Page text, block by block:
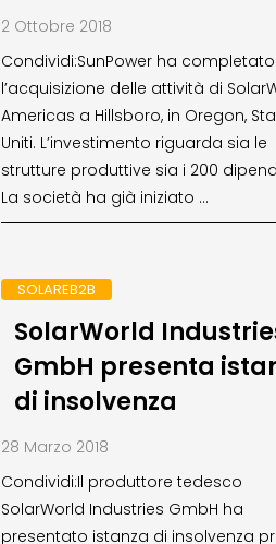
2 Ottobre 2018
Condividi:SunPower ha completato
l’acquisizione delle attività di
Americas a Hillsboro, in Oregon,
Uniti. L’investimento riguarda sia le
strutture produttive sia i 200
La società ha già iniziato …
SOLAREB2B
SolarWorld
GmbH presenta
di insolvenza
28 Marzo 2018
Condividi:Il produttore tedesco
SolarWorld Industries GmbH ha
presentato istanza di insolvenza